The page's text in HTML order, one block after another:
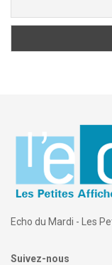
Echo du Mardi - Les
Suivez-nous